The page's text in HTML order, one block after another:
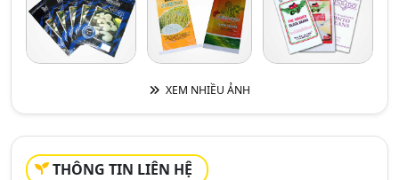
XEM NHIỀU ẢNH
THÔNG TIN LIÊN HỆ